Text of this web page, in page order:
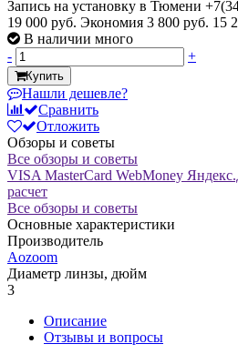
Запись на установку в Тюмени
19 000 руб. Экономия 3 800 руб. 15
В наличии много
-
+
Купить
Нашли дешевле?
Сравнить
Отложить
Обзоры и советы
Все обзоры и советы
VISA MasterCard WebMoney
расчет
Все обзоры и советы
Основные характеристики
Производитель
Aozoom
Диаметр линзы, дюйм
3
Описание
Отзывы и вопросы